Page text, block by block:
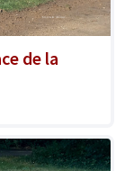
de la